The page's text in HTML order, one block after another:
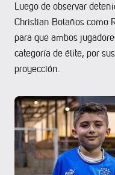
Luego de observar
Christian Bolaños como
para que ambos
categoría de élite, por
proyección.